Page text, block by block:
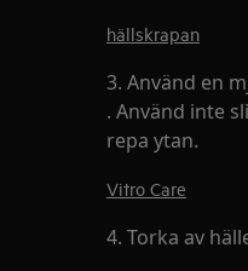
hällskrapan
3. Använd en
. Använd inte
repa ytan.
Vitro Care
4. Torka av